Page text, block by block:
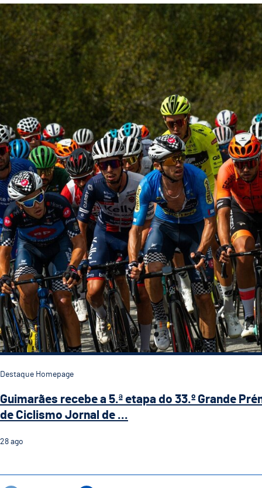
Guimarães recebe a 5.ª etapa do 33.º Grande
Destaque Homepage
Guimarães recebe a 5.ª etapa do 33.º Grande
de Ciclismo Jornal de ...
28 ago